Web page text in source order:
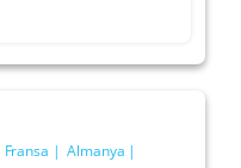
Fransa
Almanya